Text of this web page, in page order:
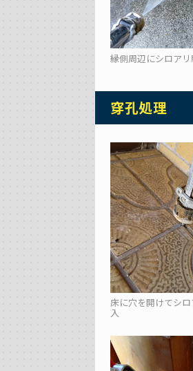
縁側周辺にシロア
穿孔処理
床に穴を開けてシ
入